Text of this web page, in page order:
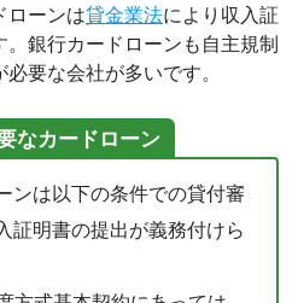
ローンは貸金業法により収入証
銀行カードローンも自主規制
要な会社が多いです。
なカードローン
ンは以下の条件での貸付審
証明書の提出が義務付けら